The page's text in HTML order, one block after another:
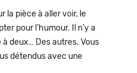
la pièce à aller voir, le
pour l’humour. Il n’y a
deux… Des autres. Vous
détendus avec une